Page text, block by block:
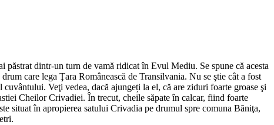
păstrat dintr-un turn de vamă ridicat în Evul Mediu. Se spune că acesta
care lega Ţara Românească de Transilvania. Nu se ştie cât a fost
Veţi vedea, dacă ajungeți la el, că are ziduri foarte groase şi
Cheilor Crivadiei. În trecut, cheile săpate în calcar, fiind foarte
situat în apropierea satului Crivadia pe drumul spre comuna Băniţa,